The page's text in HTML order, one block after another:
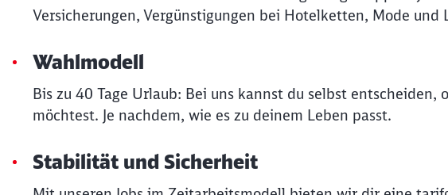
Versicherungen, Vergünstigungen bei Hotelketten, Mode und
Wahlmodell
Bis zu 40 Tage Urlaub: Bei uns kannst du selbst
möchtest. Je nachdem, wie es zu deinem Leben passt.
Stabilität und Sicherheit